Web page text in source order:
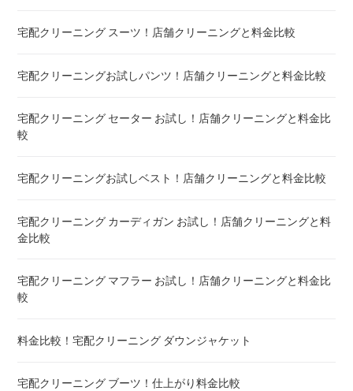
宅配クリーニング シーツ ! 安いランキング
布団クリーニング 敷布団 ! 料金 比較
布団クリーニング ベビーふとん ! 料金 比較
布団クリーニング+レンタル布団 ! 値段 比較
エアウィーヴ マットレスのクリーニング ! どこがいい
布団の洗濯ネット コインランドリー ! ドラム式におすすめは
宅配クリーニング スーツ！店舗クリーニングと料金比較
宅配クリーニングお試しパンツ！店舗クリーニングと料金比較
宅配クリーニング セーター お試し！店舗クリーニングと料金比
較
宅配クリーニングお試しベスト！店舗クリーニングと料金比較
宅配クリーニング カーディガン お試し！店舗クリーニングと料
金比較
宅配クリーニング マフラー お試し！店舗クリーニングと料金比
較
料金比較！宅配クリーニング ダウンジャケット
宅配クリーニング ブーツ！仕上がり料金比較